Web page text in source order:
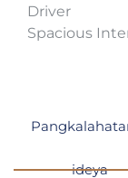
Driver
Spacious
ideya